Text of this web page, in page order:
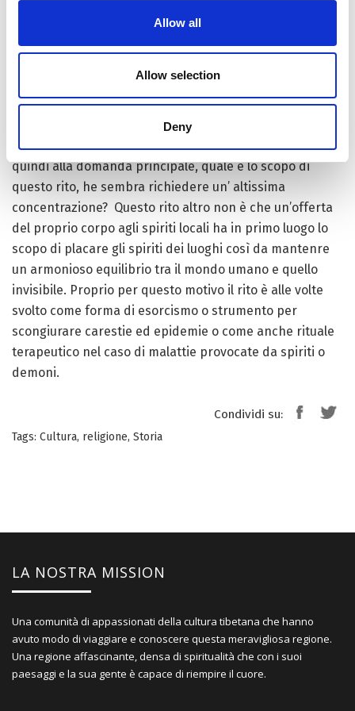
Allow all
Allow selection
Deny
al cospetto degli officianti.
Generalmente il buon esito del “pellegrinaggio” è
hanno durante e dopo il rito. Gli spiriti invocati durante il
giorno appariranno infatti nella notte per comunicare la
loro soddisfazione, la gratitudine o eventualmente per
richiedere ulteriori rituali di placazione. Tornando
quindi alla domanda principale, quale è lo scopo di
questo rito, he sembra richiedere un’ altissima
concentrazione? Questo rito altro non è che un’offerta
del proprio corpo agli spiriti locali ha in primo luogo lo
scopo di placare gli spiriti dei luoghi così da mantenre
un armonioso equilibrio tra il mondo umano e quello
invisibile. Proprio per questo motivo il rito è alle volte
svolto come forma di esorcismo o strumento per
scongiurare carestie ed epidemie o come anche rituale
terapeutico nel caso di malattie provocate da spiriti o
demoni.
Condividi su:
Tags: Cultura, religione, Storia
LA NOSTRA MISSION
Una comunità di appassionati della cultura tibetana che hanno
avuto modo di viaggiare e conoscere questa meravigliosa regione.
Una regione affascinante, densa di spiritualità che con i suoi
paesaggi e la sua gente è capace di riempire il cuore.